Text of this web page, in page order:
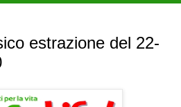
estrazione del 22-